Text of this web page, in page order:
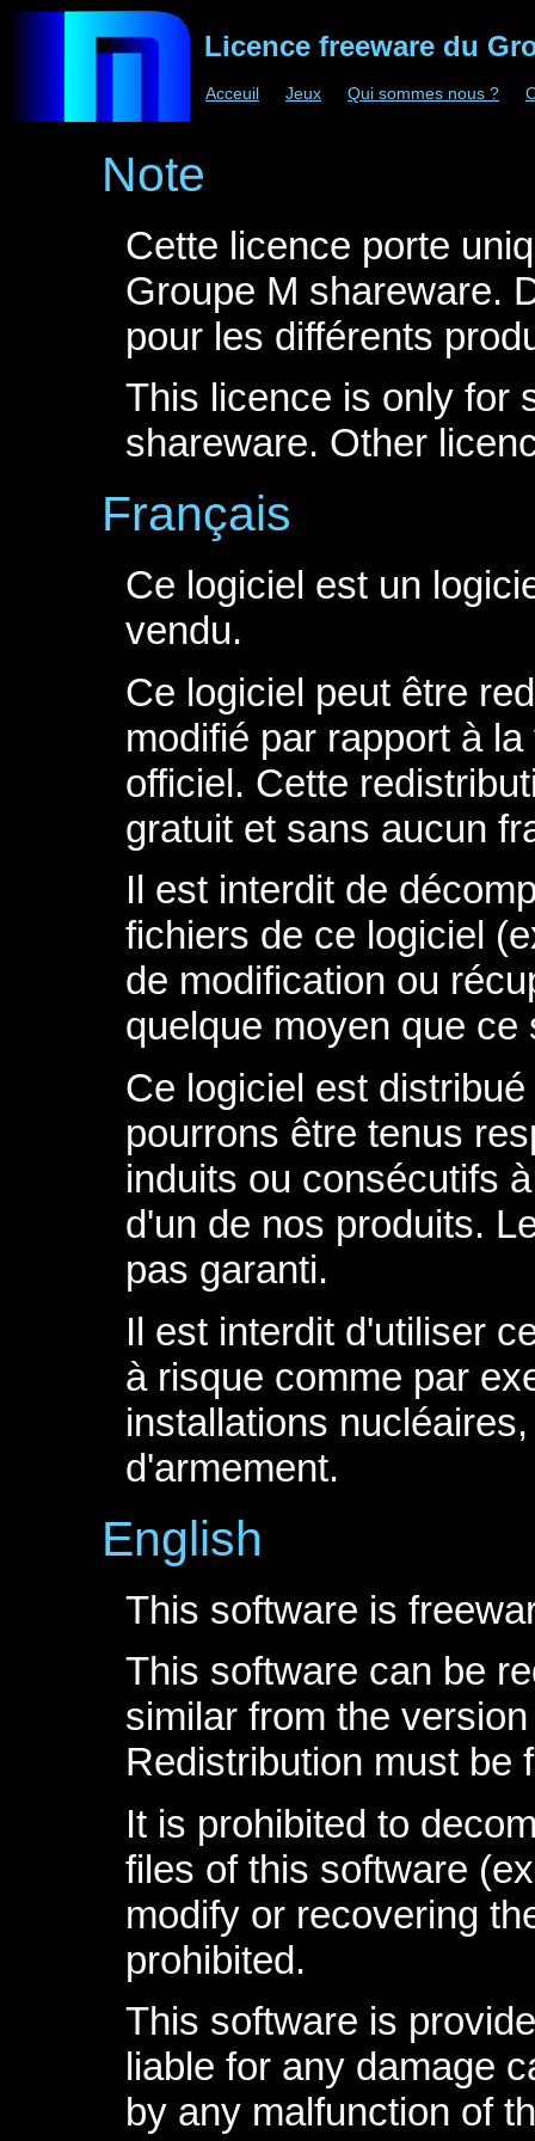
Licence freeware du
Acceuil Jeux Qui sommes nous ?
Note
Cette licence porte
Groupe M shareware.
pour les différents
This licence is only for
shareware. Other
Français
Ce logiciel est un
vendu.
Ce logiciel peut être
modifié par rapport à
officiel. Cette
gratuit et sans aucun
Il est interdit de
fichiers de ce logiciel
de modification ou
quelque moyen que ce
Ce logiciel est
pourrons être tenus
induits ou consécutifs
d'un de nos produits.
pas garanti.
Il est interdit d'utiliser
à risque comme par
installations
d'armement.
English
This software is
This software can be
similar from the
Redistribution must be
It is prohibited to
files of this software
modify or recovering
prohibited.
This software is
liable for any damage
by any malfunction of